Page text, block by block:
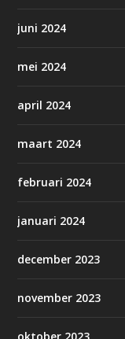
juni 2024
mei 2024
april 2024
maart 2024
februari 2024
januari 2024
december 2023
november 2023